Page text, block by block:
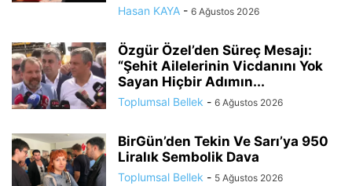
Hasan KAYA - 6 Ağustos 2026
Özgür Özel’den Süreç Mesajı:
“Şehit Ailelerinin Vicdanını Yok
Sayan Hiçbir Adımın...
Toplumsal Bellek - 6 Ağustos 2026
BirGün’den Tekin Ve Sarı’ya 950
Liralık Sembolik Dava
Toplumsal Bellek - 5 Ağustos 2026